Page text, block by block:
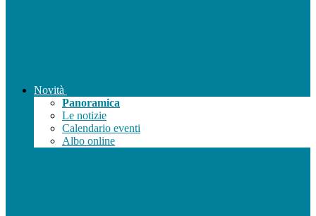
Novità
Panoramica
Le notizie
Calendario eventi
Albo online